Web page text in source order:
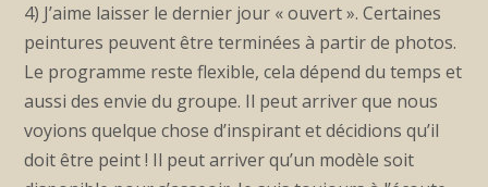
4) J’aime laisser le dernier jour « ouvert ». Certaines
peintures peuvent être terminées à partir de photos.
Le programme reste flexible, cela dépend du temps et
aussi des envie du groupe. Il peut arriver que nous
voyions quelque chose d’inspirant et décidions qu’il
doit être peint ! Il peut arriver qu’un modèle soit